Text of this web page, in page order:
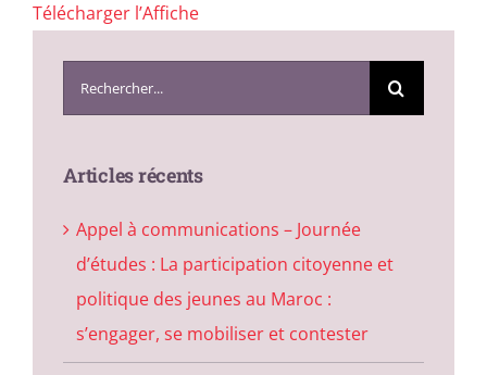
Télécharger l’Affiche
Search
for:
Articles récents
Appel à communications – Journée
d’études : La participation citoyenne et
politique des jeunes au Maroc :
s’engager, se mobiliser et contester